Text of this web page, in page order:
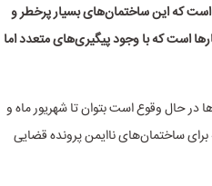
ناایمن رسیده‌ است که این ساختمان‌های بسیار پرخطر و
است که با وجود پیگیری‌های متعدد اما
در حال وقوع است بتوان تا شهریور ماه و
ساختمان‌های ناایمن پرونده قضایی